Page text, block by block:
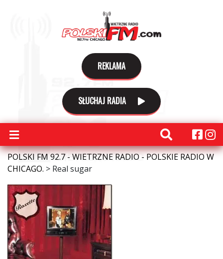
REKLAMA
SŁUCHAJ RADIA
POLSKI FM 92.7 - WIETRZNE RADIO - POLSKIE RADIO W
CHICAGO. > Real sugar